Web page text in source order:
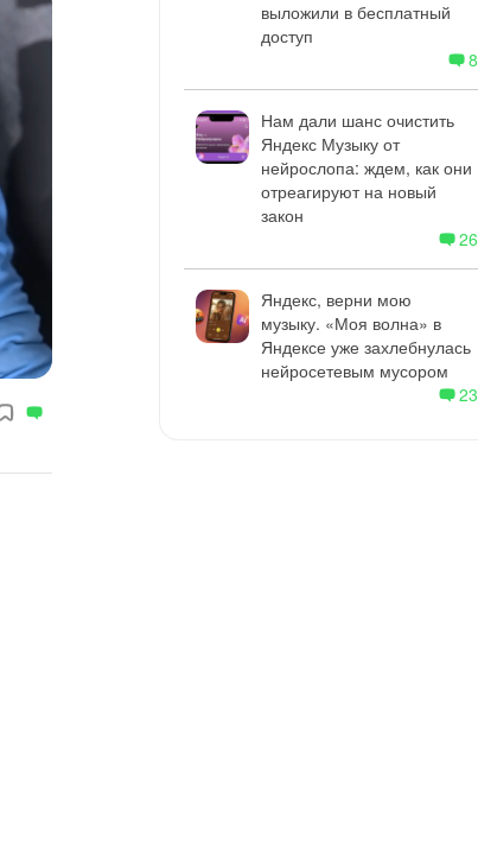
выложили в бесплатный
доступ
8
Нам дали шанс очистить
Яндекс Музыку от
нейрослопа: ждем, как они
отреагируют на новый
закон
26
Яндекс, верни мою
музыку. «Моя волна» в
Яндексе уже захлебнулась
нейросетевым мусором
23